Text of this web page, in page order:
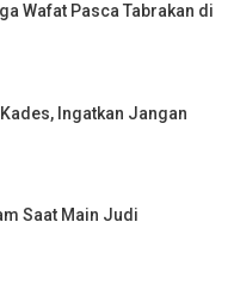
Wafat Pasca Tabrakan di
Ingatkan Jangan
Saat Main Judi